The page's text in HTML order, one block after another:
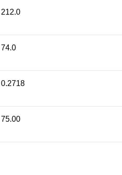
212.0
74.0
0.2718
75.00